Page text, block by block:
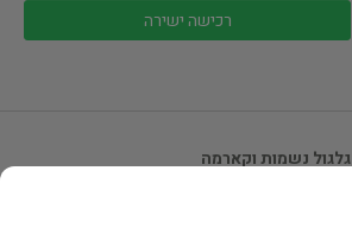
רכישה ישירה
גלגול נשמות וקארמה